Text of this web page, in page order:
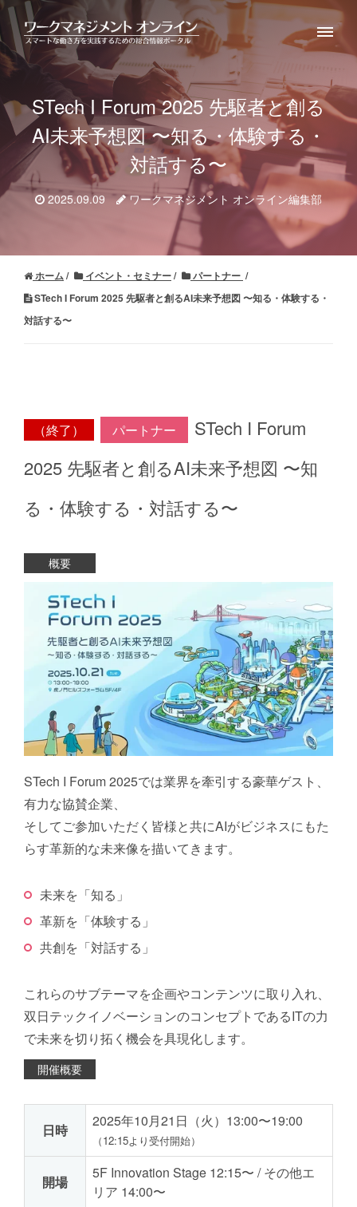
STech I Forum 2025 先駆者と創る
AI未来予想図 〜知る・体験する・
対話する〜
2025.09.09 ワークマネジメント オンライン編集部
ホーム イベント・セミナー
パートナー
STech I Forum 2025 先駆者と創るAI未来予想図 〜知る・体験する・
対話する〜
（終了） パートナー
STech I Forum
2025 先駆者と創るAI未来予想図 〜知
る・体験する・対話する〜
概要
STech I Forum 2025では業界を牽引する豪華ゲスト、
有力な協賛企業、
そしてご参加いただく皆様と共にAIがビジネスにもた
らす革新的な未来像を描いてきます。
未来を「知る」
革新を「体験する」
共創を「対話する」
これらのサブテーマを企画やコンテンツに取り入れ、
双日テックイノベーションのコンセプトであるITの力
で未来を切り拓く機会を具現化します。
開催概要
日時
2025年10月21日（火）13:00〜19:00
（12:15より受付開始）
開場
5F Innovation Stage 12:15〜 / その他エ
リア 14:00〜